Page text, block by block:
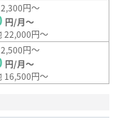
円～
円/月～
22,000円～
円～
円/月～
16,500円～